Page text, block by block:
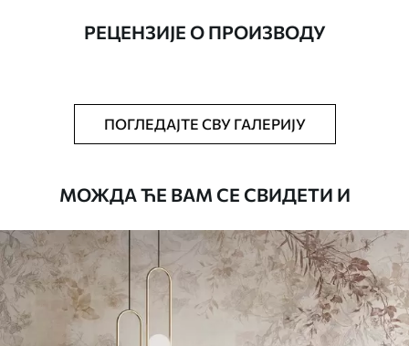
Тапета се може нежно очистити меким
сунђером. Позадине са завршном
водом.
Доступни материјали
Standard
РЕЦЕНЗИЈЕ О ПРОИЗВОДУ
ПОГЛЕДАЈТЕ СВУ ГАЛЕРИЈУ
МОЖДА ЋЕ ВАМ СЕ СВИДЕТИ И